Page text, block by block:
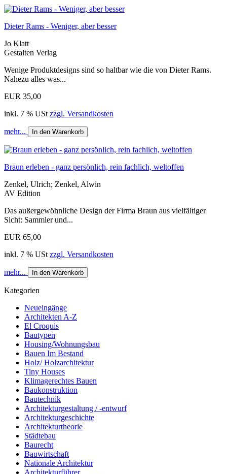
Dieter Rams - Weniger, aber besser
Jo Klatt
Gestalten Verlag
Wenige Produktdesigns sind so haltbar wie die von Dieter Rams.
Nahezu alles was...
EUR 35,00
inkl. 7 % USt zzgl. Versandkosten
mehr... In den Warenkorb
Braun erleben - ganz persönlich, rein fachlich, weltoffen
Zenkel, Ulrich; Zenkel, Alwin
AV Edition
Das außergewöhnliche Design der Firma Braun aus vielfältiger
Sicht: Sammler und...
EUR 65,00
inkl. 7 % USt zzgl. Versandkosten
mehr... In den Warenkorb
Kategorien
Neueingänge
Architekten A-Z
El Croquis
Bautypen
Housing/Wohnungsbau
Bauen Im Bestand
Holz/ Holzarchitektur
Tiny Houses
Klimagerechtes Bauen
Baukonstruktion
Bautechnik
Architekturgestaltung / -entwurf
Architekturgeschichte
Architekturtheorie
Städtebau
Baurecht
Bauwirtschaft
Nationale Architektur
Architekturführer